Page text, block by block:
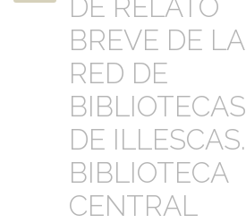
DE RELATO
BREVE DE LA
RED DE
BIBLIOTECAS
DE ILLESCAS.
BIBLIOTECA
CENTRAL